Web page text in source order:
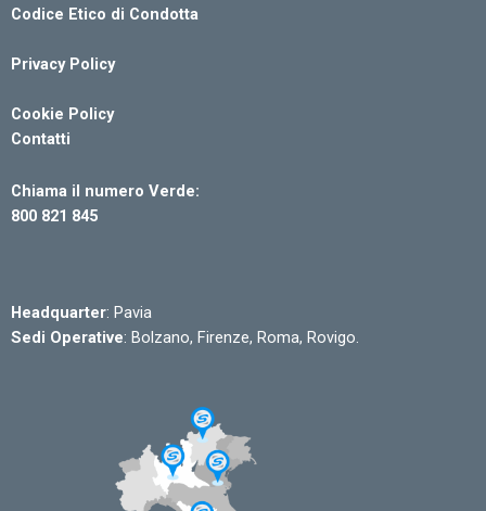
Codice Etico di Condotta
Privacy Policy
Cookie Policy
Contatti
Chiama il numero Verde:
800 821 845
Headquarter: Pavia
Sedi Operative: Bolzano, Firenze, Roma, Rovigo.